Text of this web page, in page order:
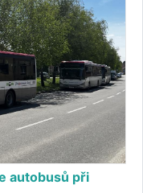
autobusů při